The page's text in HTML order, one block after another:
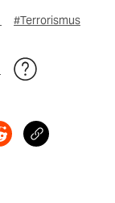
#Terrorismus